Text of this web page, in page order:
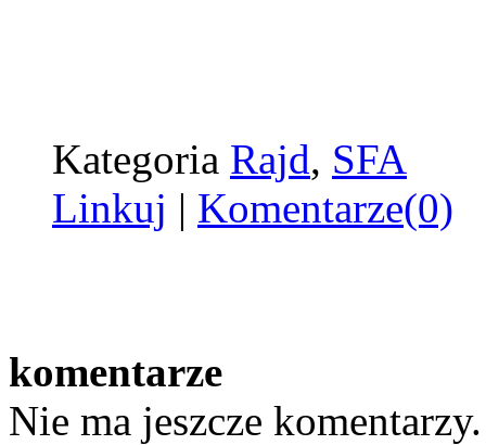
Kategoria Rajd, SFA
Linkuj | Komentarze(0)
komentarze
Nie ma jeszcze